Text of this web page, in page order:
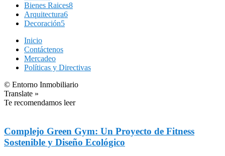
Bienes Raices8
Arquitectura6
Decoración5
Inicio
Contáctenos
Mercadeo
Políticas y Directivas
© Entorno Inmobiliario
Translate »
Te recomendamos leer
Complejo Green Gym: Un Proyecto de Fitness
Sostenible y Diseño Ecológico